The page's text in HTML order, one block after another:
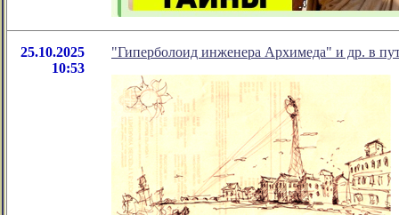
25.10.2025
10:53
"Гиперболоид инженера Архимеда" и др. в